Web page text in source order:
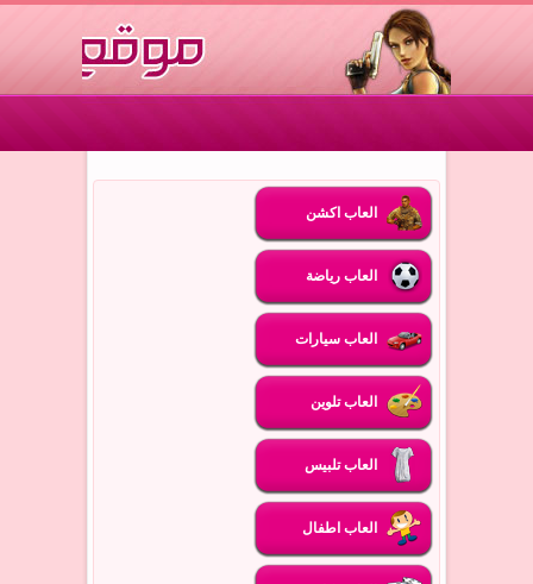
العاب اكشن
العاب رياضة
العاب سيارات
العاب تلوين
العاب تلبيس
العاب اطفال